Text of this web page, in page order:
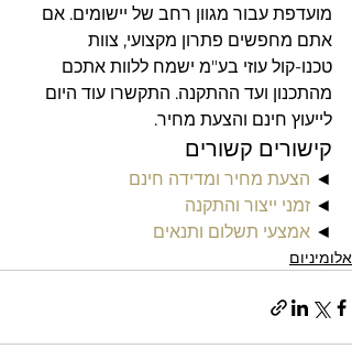
מועדפת עבור מגוון רחב של יישומים. אם
אתם מחפשים פתרון מקצועי, צוות
טכנו-קול עוזי בע"מ ישמח ללוות אתכם
מהתכנון ועד ההתקנה. התקשרו עוד היום
לייעוץ חינם והצעת מחיר.
קישורים קשורים
◄ הצעת מחיר ומדידה חינם
◄ זמני ייצור והתקנה
◄ אמצעי תשלום ותנאים
אלומיניום